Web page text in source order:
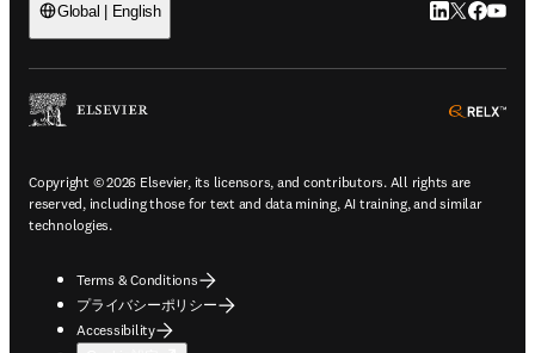
Global | English LinkedIn 新
Twitter 新
Copyright © 2026 Elsevier, its licensors, and contributors. All rights are
reserved, including those for text and data mining, AI training, and similar
technologies.
Terms & Conditions
プライバシーポリシー
Accessibility